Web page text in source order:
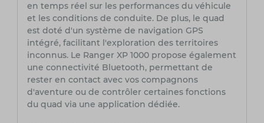
en temps réel sur les performances du véhicule
et les conditions de conduite. De plus, le quad
est doté d'un système de navigation GPS
intégré, facilitant l'exploration des territoires
inconnus. Le Ranger XP 1000 propose également
une connectivité Bluetooth, permettant de
rester en contact avec vos compagnons
d'aventure ou de contrôler certaines fonctions
du quad via une application dédiée.